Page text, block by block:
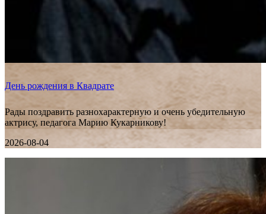
День рождения в Квадрате
Рады поздравить разнохарактерную и очень убедительную
актрису, педагога Марию Кукарникову!
2026-08-04